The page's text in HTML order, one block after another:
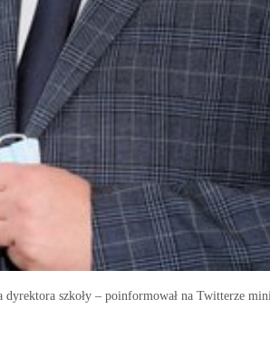
szkoły – poinformował na Twitterze